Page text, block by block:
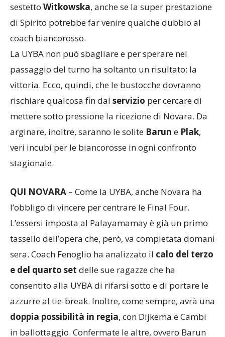
sestetto Witkowska, anche se la super prestazione
di Spirito potrebbe far venire qualche dubbio al
coach biancorosso.
La UYBA non può sbagliare e per sperare nel
passaggio del turno ha soltanto un risultato: la
vittoria. Ecco, quindi, che le bustocche dovranno
rischiare qualcosa fin dal servizio per cercare di
mettere sotto pressione la ricezione di Novara. Da
arginare, inoltre, saranno le solite Barun e Plak,
veri incubi per le biancorosse in ogni confronto
stagionale.
QUI NOVARA – Come la UYBA, anche Novara ha
l’obbligo di vincere per centrare le Final Four.
L’essersi imposta al Palayamamay è già un primo
tassello dell’opera che, però, va completata domani
sera. Coach Fenoglio ha analizzato il calo del terzo
e del quarto set delle sue ragazze che ha
consentito alla UYBA di rifarsi sotto e di portare le
azzurre al tie-break. Inoltre, come sempre, avrà una
doppia possibilità in regia, con Dijkema e Cambi
in ballottaggio. Confermate le altre, ovvero Barun